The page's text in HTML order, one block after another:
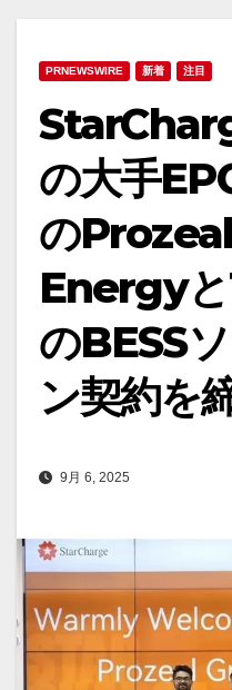
PRNEWSWIRE 新着 注目
の大手
の
Energy
のBESS
ン契約を
9月 6, 2025